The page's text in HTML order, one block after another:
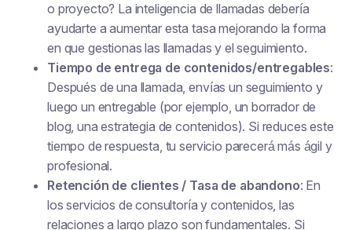
o proyecto? La inteligencia de llamadas debería
ayudarte a aumentar esta tasa mejorando la forma
en que gestionas las llamadas y el seguimiento.
Tiempo de entrega de contenidos/entregables:
Después de una llamada, envías un seguimiento y
luego un entregable (por ejemplo, un borrador de
blog, una estrategia de contenidos). Si reduces este
tiempo de respuesta, tu servicio parecerá más ágil y
profesional.
Retención de clientes / Tasa de abandono: En
los servicios de consultoría y contenidos, las
relaciones a largo plazo son fundamentales. Si